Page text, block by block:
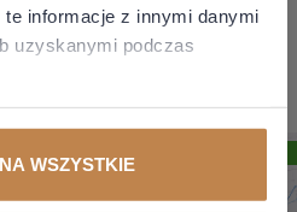
te informacje z innymi danymi
uzyskanymi podczas
WSZYSTKIE